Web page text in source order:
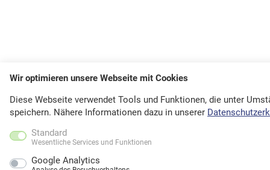
Wir optimieren unsere Webseite mit Cookies
Diese Webseite verwendet Tools und Funktionen, die unter
speichern. Nähere Informationen dazu in unserer
Standard
Wesentliche Services und Funktionen
Google Analytics